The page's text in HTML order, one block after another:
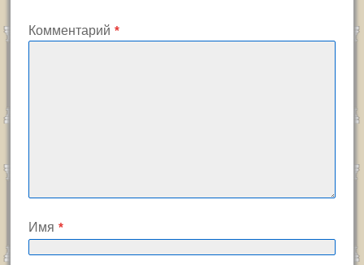
Комментарий *
Имя *